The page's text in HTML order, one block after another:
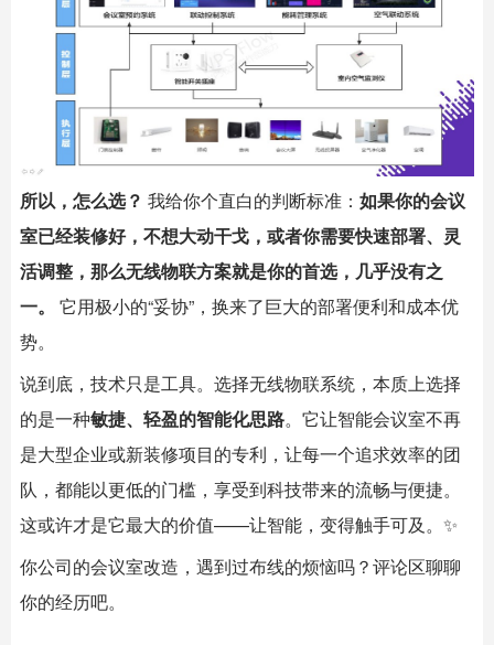
所以，怎么选？ ​ 我给你个直白的判断标准： 如果你的会议
室已经装修好，不想大动干戈，或者你需要快速部署、灵
活调整，那么无线物联方案就是你的首选，几乎没有之
一。
​ 它用极小的“妥协”，换来了巨大的部署便利和成本优
势。
说到底，技术只是工具。选择无线物联系统，本质上选择
的是一种敏捷、轻盈的智能化思路。它让智能会议室不再
是大型企业或新装修项目的专利，让每一个追求效率的团
队，都能以更低的门槛，享受到科技带来的流畅与便捷。
这或许才是它最大的价值——让智能，变得触手可及。✨
你公司的会议室改造，遇到过布线的烦恼吗？评论区聊聊
你的经历吧。